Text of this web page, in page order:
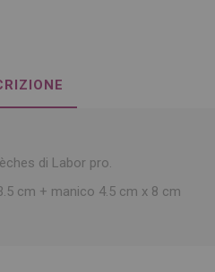
di Labor pro.
cm + manico 4.5 cm x 8 cm